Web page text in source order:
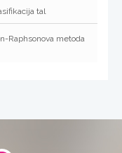
tal
Raphsonova metoda